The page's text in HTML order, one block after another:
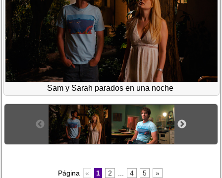
Sam y Sarah parados en una noche
Página « 1 2 4 5 »